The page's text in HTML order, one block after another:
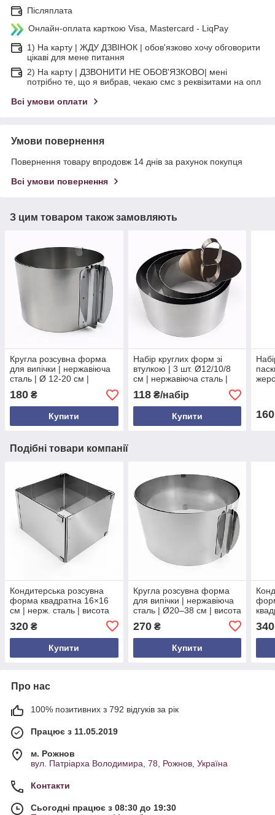
Післяплата
Онлайн-оплата карткою Visa, Mastercard - LiqPay
1) На карту | ЖДУ ДЗВІНОК | обов'язково хочу обговорити
цікаві для мене питання
2) На карту | ДЗВОНИТИ НЕ ОБОВ'ЯЗКОВО| мені
потрібно те, що я вибрав, чекаю смс з реквізитами на опл
Всі умови оплати
Умови повернення
Повернення товару впродовж 14 днів за рахунок покупця
Всі умови повернення
З цим товаром також замовляють
Кругла розсувна форма
для випічки | нержавіюча
сталь | Ø 12-20 см |
висота 8 см | без дна |
розсувна | міцна і
універсальна
180 ₴
Купити
Набір круглих форм зі
втулкою | 3 шт. Ø12/10/8
см | нержавіюча сталь |
висота 4.9 см | для тортів,
салатів, десертів
118₴/набір
Купити 160
Подібні товари компанії
Кондитерська розсувна
форма квадратна 16×16
см | нерж. сталь | висота
28×28 см
320 ₴
Купити
Кругла розсувна форма
для випічки | нержавіюча
сталь | Ø20–38 см | висота
роз’ємними замками | для
тортів
270₴
Купити
14
340
Про нас
100% позитивних з 792 відгуків за рік
Працює з 11.05.2019
м. Рожнов
вул. Патріарха Володимира, 78, Рожнов, Україна
Контакти
Сьогодні працює з 08:30 до 19:30